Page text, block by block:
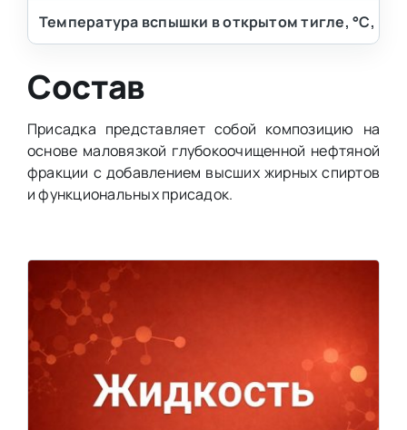
Температура вспышки в открытом тигле, °С, не
Состав
Присадка представляет собой композицию на
основе маловязкой глубокоочищенной нефтяной
фракции с добавлением высших жирных спиртов
и функциональных присадок.